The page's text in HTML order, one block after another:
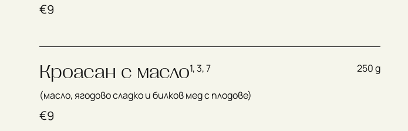
€9
Кроасан с масло1, 3, 7 250 g
(масло, ягодово сладко и билков мед с плодове)
€9